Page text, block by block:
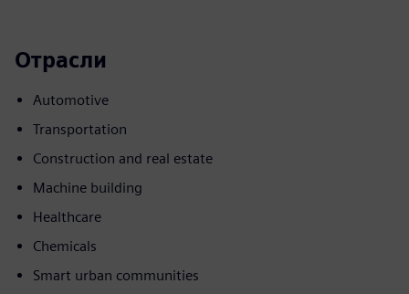
Отрасли
Automotive
Transportation
Construction and real estate
Machine building
Healthcare
Chemicals
Smart urban communities